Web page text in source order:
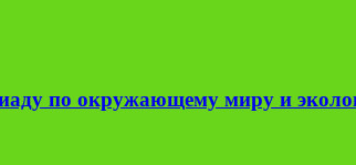
по окружающему миру и